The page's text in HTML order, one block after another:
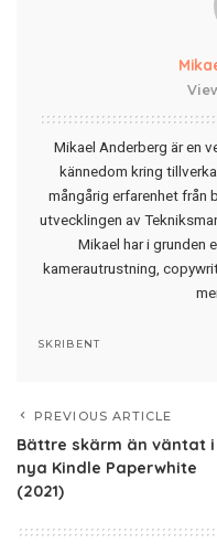
Mikael Anderberg är en
kännedom kring
mångårig erfarenhet från
utvecklingen av
Mikael har i grunden
kamerautrustning,
SKRIBENT
PREVIOUS ARTICLE
Bättre skärm än väntat i
nya Kindle Paperwhite
(2021)